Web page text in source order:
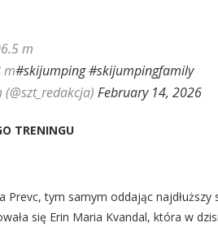
m
m#skijumping#skijumpingfamily
February 14, 2026
TRENINGU
Prevc, tym samym oddając
się Erin Maria Kvandal, która w